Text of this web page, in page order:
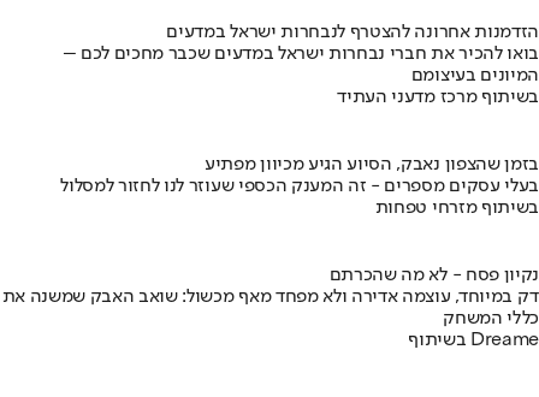
הזדמנות אחרונה להצטרף לנבחרות ישראל במדעים
בואו להכיר את חברי נבחרות ישראל במדעים שכבר מחכים לכם –
המיונים בעיצומם
בשיתוף מרכז מדעני העתיד
בזמן שהצפון נאבק, הסיוע הגיע מכיוון מפתיע
בעלי עסקים מספרים - זה המענק הכספי שעוזר לנו לחזור למסלול
בשיתוף מזרחי טפחות
נקיון פסח - לא מה שהכרתם
דק במיוחד, עוצמה אדירה ולא מפחד מאף מכשול: שואב האבק שמשנה את
כללי המשחק
בשיתוף Dreame